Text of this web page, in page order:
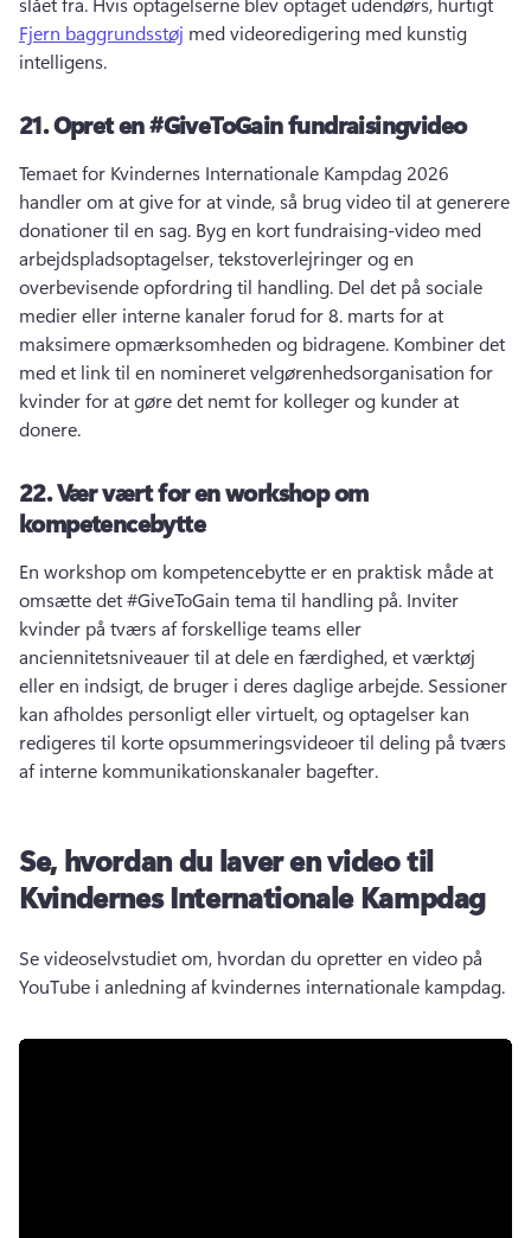
Fjern baggrundsstøj med videoredigering med kunstig
intelligens.
21.Opret en #GiveToGain fundraisingvideo
Temaet for Kvindernes Internationale Kampdag 2026
handler om at give for at vinde, så brug video til at generere
donationer til en sag. Byg en kort fundraising-video med
arbejdspladsoptagelser, tekstoverlejringer og en
overbevisende opfordring til handling. Del det på sociale
medier eller interne kanaler forud for 8. marts for at
maksimere opmærksomheden og bidragene. Kombiner det
med et link til en nomineret velgørenhedsorganisation for
kvinder for at gøre det nemt for kolleger og kunder at
donere.
22.Vær vært for en workshop om
kompetencebytte
En workshop om kompetencebytte er en praktisk måde at
omsætte det #GiveToGain tema til handling på. Inviter
kvinder på tværs af forskellige teams eller
anciennitetsniveauer til at dele en færdighed, et værktøj
eller en indsigt, de bruger i deres daglige arbejde. Sessioner
kan afholdes personligt eller virtuelt, og optagelser kan
redigeres til korte opsummeringsvideoer til deling på tværs
af interne kommunikationskanaler bagefter.
Se, hvordan du laver en video til
Kvindernes Internationale Kampdag
Se videoselvstudiet om, hvordan du opretter en video på
YouTube i anledning af kvindernes internationale kampdag.